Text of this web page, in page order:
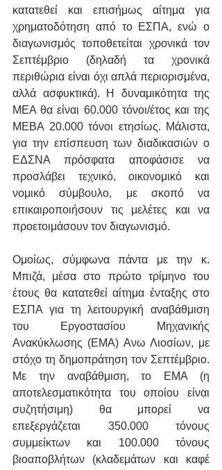
κατατεθεί και επισήμως αίτημα για
χρηματοδότηση από το ΕΣΠΑ, ενώ ο
διαγωνισμός τοποθετείται χρονικά τον
Σεπτέμβριο (δηλαδή τα χρονικά
περιθώρια είναι όχι απλά περιορισμένα,
αλλά ασφυκτικά). Η δυναμικότητα της
ΜΕΑ θα είναι 60.000 τόνοι/έτος και της
ΜΕΒΑ 20.000 τόνοι ετησίως. Μάλιστα,
για την επίσπευση των διαδικασιών ο
ΕΔΣΝΑ πρόσφατα αποφάσισε να
προσλάβει τεχνικό, οικονομικό και
νομικό σύμβουλο, με σκοπό να
επικαιροποιήσουν τις μελέτες και να
προετοιμάσουν τον διαγωνισμό.
Ομοίως, σύμφωνα πάντα με την κ.
Μπιζά, μέσα στο πρώτο τρίμηνο του
έτους θα κατατεθεί αίτημα ένταξης στο
ΕΣΠΑ για τη λειτουργική αναβάθμιση
του Εργοστασίου Μηχανικής
Ανακύκλωσης (ΕΜΑ) Ανω Λιοσίων, με
στόχο τη δημοπράτηση τον Σεπτέμβριο.
Με την αναβάθμιση, το ΕΜΑ (η
αποτελεσματικότητα του οποίου είναι
συζητήσιμη) θα μπορεί να
επεξεργάζεται 350.000 τόνους
συμμείκτων και 100.000 τόνους
βιοαποβλήτων (κλαδεμάτων και καφέ